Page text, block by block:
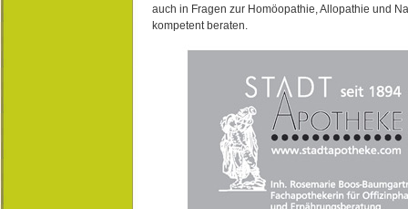
auch in Fragen zur Homöopathie, Allopathie und
kompetent beraten.